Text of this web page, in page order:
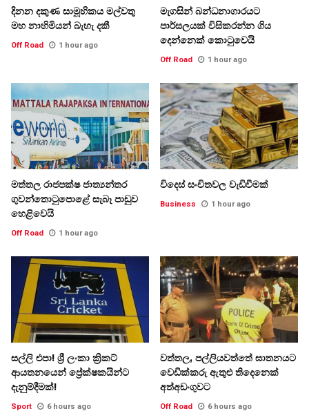
දිනන දකුණ සාමූහිකය මල්වතු
මහ නාහිමියන් බැහැ දකී
Off Road 1 hour ago
මැගසින් බන්ධනාගාරයට
පාර්සලයක් විසිකරන්න ගිය
දෙන්නෙක් කොටුවෙයි
Off Road 1 hour ago
මත්තල රාජපක්ෂ ජාත්‍යන්තර
ගුවන්තොටුපොළේ සැබෑ පාඩුව
හෙළිවෙයි
Off Road 1 hour ago
විදෙස් සංචිතවල වැඩිවීමක්
Business 1 hour ago
සල්ලි එපා! ශ්‍රී ලංකා ක්‍රිකට්
ආයතනයෙන් ප්‍රේක්ෂකයින්ට
දැනුම්දීමක්!
Sport 6 hours ago
වත්තල, පල්ලියවත්තේ ඝාතනයට
වෙඩික්කරු ඇතුළු තිදෙනෙක්
අත්අඩංගුවට
Off Road 6 hours ago